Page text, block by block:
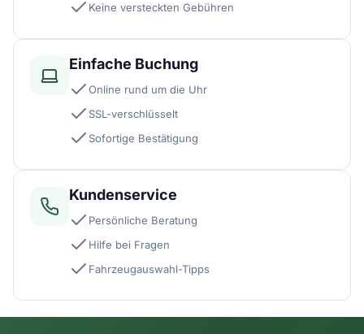
Keine versteckten Gebühren
Einfache Buchung
Online rund um die Uhr
SSL-verschlüsselt
Sofortige Bestätigung
Kundenservice
Persönliche Beratung
Hilfe bei Fragen
Fahrzeugauswahl-Tipps